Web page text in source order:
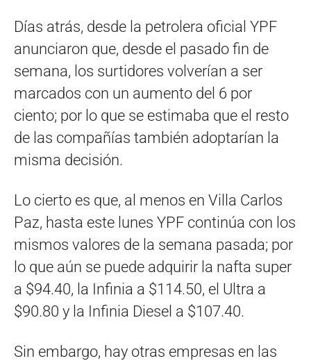
Días atrás, desde la petrolera oficial YPF
anunciaron que, desde el pasado fin de
semana, los surtidores volverían a ser
marcados con un aumento del 6 por
ciento; por lo que se estimaba que el resto
de las compañías también adoptarían la
misma decisión.
Lo cierto es que, al menos en Villa Carlos
Paz, hasta este lunes YPF continúa con los
mismos valores de la semana pasada; por
lo que aún se puede adquirir la nafta super
a $94.40, la Infinia a $114.50, el Ultra a
$90.80 y la Infinia Diesel a $107.40.
Sin embargo, hay otras empresas en las